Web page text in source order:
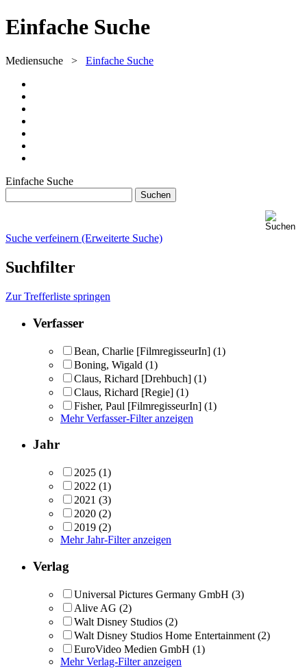
Einfache Suche
Mediensuche > Einfache Suche
Einfache Suche
Suche verfeinern (Erweiterte Suche)
Suchfilter
Zur Trefferliste springen
Verfasser
Bean, Charlie [FilmregisseurIn] (1)
Boning, Wigald (1)
Claus, Richard [Drehbuch] (1)
Claus, Richard [Regie] (1)
Fisher, Paul [FilmregisseurIn] (1)
Mehr Verfasser-Filter anzeigen
Jahr
2025 (1)
2022 (1)
2021 (3)
2020 (2)
2019 (2)
Mehr Jahr-Filter anzeigen
Verlag
Universal Pictures Germany GmbH (3)
Alive AG (2)
Walt Disney Studios (2)
Walt Disney Studios Home Entertainment (2)
EuroVideo Medien GmbH (1)
Mehr Verlag-Filter anzeigen